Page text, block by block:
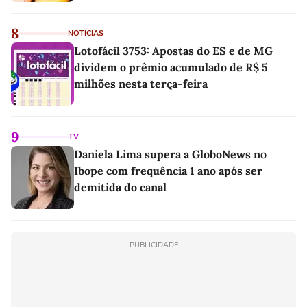
8 NOTÍCIAS
Lotofácil 3753: Apostas do ES e de MG
dividem o prêmio acumulado de R$ 5
milhões nesta terça-feira
9 TV
Daniela Lima supera a GloboNews no
Ibope com frequência 1 ano após ser
demitida do canal
PUBLICIDADE